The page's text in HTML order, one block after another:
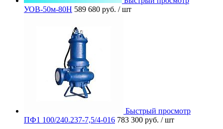
УОВ-50м-80Н 589 680 руб. / шт
Быстрый просмотр
ПФ1 100/240.237-7,5/4-016 783 300 руб. / шт